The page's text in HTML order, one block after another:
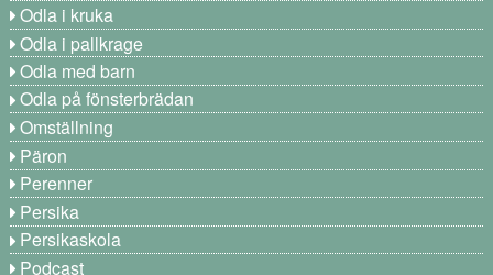
Odla i kruka
Odla i pallkrage
Odla med barn
Odla på fönsterbrädan
Omställning
Päron
Perenner
Persika
Persikaskola
Podcast